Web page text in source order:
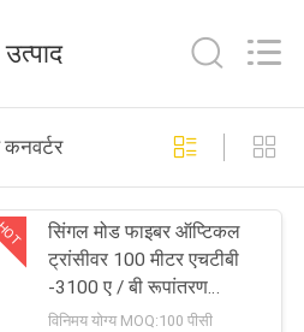
केबल
56
उत्पाद
सिंगल मोड फाइबर ऑप्टिकल
ट्रांसीवर 100 मीटर एचटीबी
-3100 ए / बी रूपांतरण
डिवाइस एससी इंटरफेस
विनिमय योग्य MOQ:100 पीसी